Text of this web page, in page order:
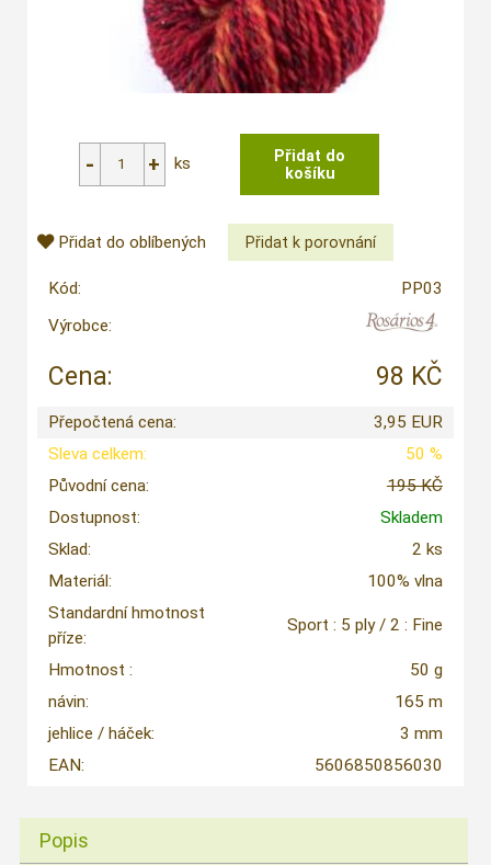
ks
Přidat do oblíbených
Kód:
PP03
Výrobce:
Cena: 98 KČ
Přepočtená cena:
3,95 EUR
Sleva celkem:
50 %
Původní cena:
195 KČ
Dostupnost:
Skladem
Sklad:
2 ks
Materiál:
100% vlna
Standardní hmotnost
příze:
Sport : 5 ply / 2 : Fine
Hmotnost :
50 g
návin:
165 m
jehlice / háček:
3 mm
EAN:
5606850856030
Popis